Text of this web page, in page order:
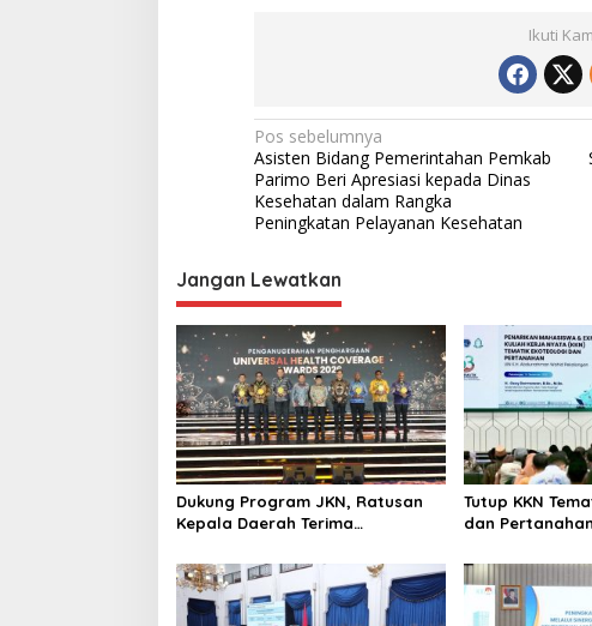
t
a
n
a
h
a
T
a
t
a
R
u
a
n
g
Ikuti
N
a
v
i
g
a
s
i
p
o
s
Pos sebelumnya
Asisten Bidang Pemerintahan Pemkab
Parimo Beri Apresiasi kepada Dinas
Kesehatan dalam Rangka
Peningkatan Pelayanan Kesehatan
Jangan Lewatkan
Dukung Program JKN, Ratusan
Kepala Daerah Terima
2026.
Tutup KKN
dan
dalam
Wakaf